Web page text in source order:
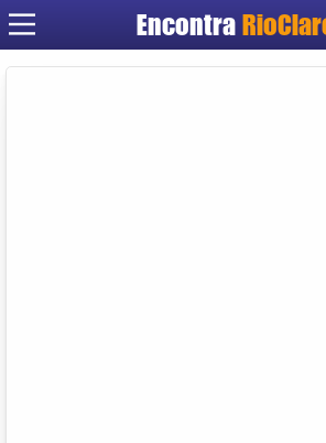
Encontra
Cadastrar